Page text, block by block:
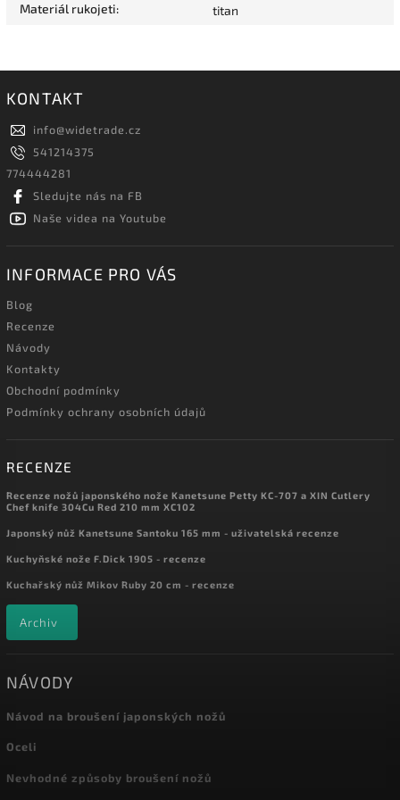
Materiál rukojeti: titan
KONTAKT
info@widetrade.cz
541214375
774444281
Sledujte nás na FB
Naše videa na Youtube
INFORMACE PRO VÁS
Blog
Recenze
Návody
Kontakty
Obchodní podmínky
Podmínky ochrany osobních údajů
RECENZE
Recenze nožů japonského nože Kanetsune Petty KC-707 a XIN Cutlery
Chef knife 304Cu Red 210 mm XC102
Japonský nůž Kanetsune Santoku 165 mm - uživatelská recenze
Kuchyňské nože F.Dick 1905 - recenze
Kuchařský nůž Mikov Ruby 20 cm - recenze
Archiv
NÁVODY
Návod na broušení japonských nožů
Oceli
Nevhodné způsoby broušení nožů